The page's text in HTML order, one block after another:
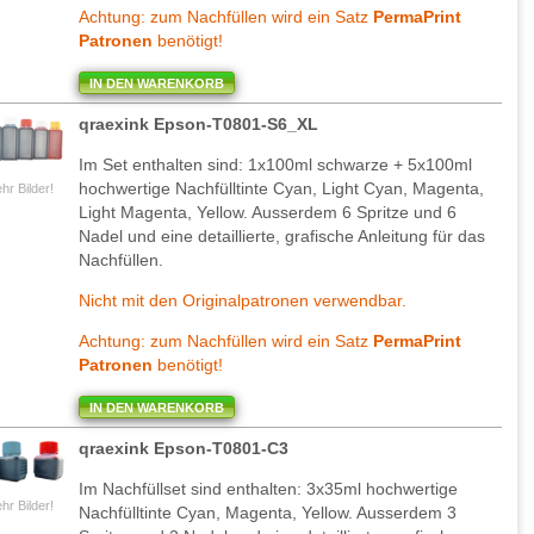
Achtung: zum Nachfüllen wird ein Satz PermaPrint
Patronen benötigt!
IN DEN WARENKORB
Bilder!
qraexink Epson-T0801-S6_XL
Im Set enthalten sind: 1x100ml schwarze + 5x100ml
hochwertige Nachfülltinte Cyan, Light Cyan, Magenta,
Light Magenta, Yellow. Ausserdem 6 Spritze und 6
Nadel und eine detaillierte, grafische Anleitung für das
Nachfüllen.
Nicht mit den Originalpatronen verwendbar.
Achtung: zum Nachfüllen wird ein Satz PermaPrint
Patronen benötigt!
IN DEN WARENKORB
Bilder!
qraexink Epson-T0801-C3
Im Nachfüllset sind enthalten: 3x35ml hochwertige
Nachfülltinte Cyan, Magenta, Yellow. Ausserdem 3